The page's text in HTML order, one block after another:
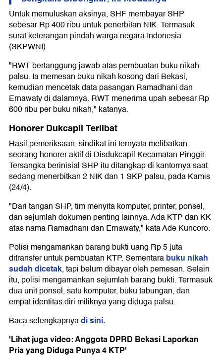
Untuk memuluskan aksinya, SHF membayar SHP
sebesar Rp 400 ribu untuk penerbitan NIK. Termasuk
surat keterangan pindah warga negara Indonesia
(SKPWNI).
"RWT bertanggung jawab atas pembuatan buku nikah
palsu. Ia memesan buku nikah kosong dari Bekasi,
kemudian mencetak data pasangan Ramadhani dan
Ernawaty di dalamnya. RWT menerima upah sebesar Rp
600 ribu per buku nikah," katanya.
Honorer Dukcapil Terlibat
Hasil pemeriksaan, sindikat ini ternyata melibatkan
seorang honorer aktif di Disdukcapil Kecamatan Pinggir.
Tersangka berinisial SHP itu ditangkap di kantornya saat
sedang menerbitkan 2 NIK dan 1 SKP palsu, pada Kamis
(24/4).
"Dari tangan SHP, tim menyita komputer, printer, ponsel,
dan sejumlah dokumen penting lainnya. Ada KTP dan KK
atas nama Ramadhani dan Ernawaty," kata Ade Kuncoro.
Polisi mengamankan barang bukti uang Rp 5 juta
ditransfer untuk pembuatan KTP. Sementarabuku nikah
sudah dicetak, tapi belum dibayar oleh pemesan. Selain
itu, polisi mengamankan sejumlah barang bukti. Termasuk
dua unit ponsel, satu komputer, buku tabungan, dan
empat identitas diri miliknya yang diduga palsu.
Baca selengkapnyadi sini.
'Lihat juga video: Anggota DPRD Bekasi Laporkan
Pria yang Diduga Punya 4 KTP'